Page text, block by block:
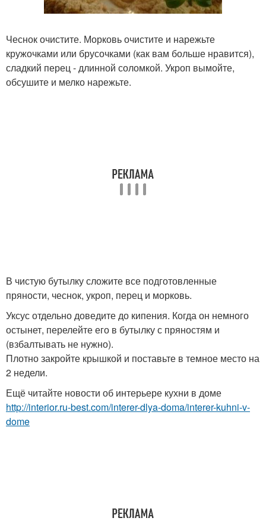
Чеснок очистите. Морковь очистите и нарежьте
кружочками или брусочками (как вам больше нравится),
сладкий перец - длинной соломкой. Укроп вымойте,
обсушите и мелко нарежьте.
В чистую бутылку сложите все подготовленные
пряности, чеснок, укроп, перец и морковь.
Уксус отдельно доведите до кипения. Когда он немного
остынет, перелейте его в бутылку с пряностям и
(взбалтывать не нужно).
Плотно закройте крышкой и поставьте в темное место на
2 недели.
Ещё читайте новости об интерьере кухни в доме
http://interior.ru-best.com/interer-dlya-doma/interer-kuhni-v-
dome